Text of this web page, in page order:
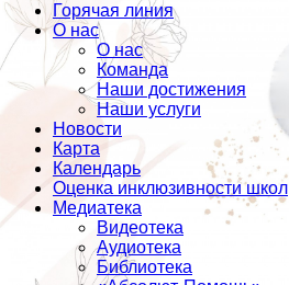
Горячая линия
О нас
О нас
Команда
Наши достижения
Наши услуги
Новости
Карта
Календарь
Оценка инклюзивности школ
Медиатека
Видеотека
Аудиотека
Библиотека